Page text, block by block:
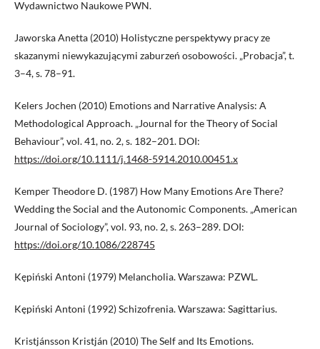
Wydawnictwo Naukowe PWN.
Jaworska Anetta (2010) Holistyczne perspektywy pracy ze
skazanymi niewykazującymi zaburzeń osobowości. „Probacja”, t.
3–4, s. 78–91.
Kelers Jochen (2010) Emotions and Narrative Analysis: A
Methodological Approach. „Journal for the Theory of Social
Behaviour”, vol. 41, no. 2, s. 182–201. DOI:
https://doi.org/10.1111/j.1468-5914.2010.00451.x
Kemper Theodore D. (1987) How Many Emotions Are There?
Wedding the Social and the Autonomic Components. „American
Journal of Sociology”, vol. 93, no. 2, s. 263–289. DOI:
https://doi.org/10.1086/228745
Kępiński Antoni (1979) Melancholia. Warszawa: PZWL.
Kępiński Antoni (1992) Schizofrenia. Warszawa: Sagittarius.
Kristjánsson Kristján (2010) The Self and Its Emotions.